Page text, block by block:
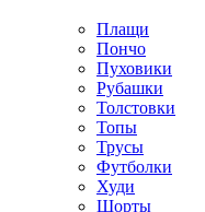
Плащи
Пончо
Пуховики
Рубашки
Толстовки
Топы
Трусы
Футболки
Худи
Шорты